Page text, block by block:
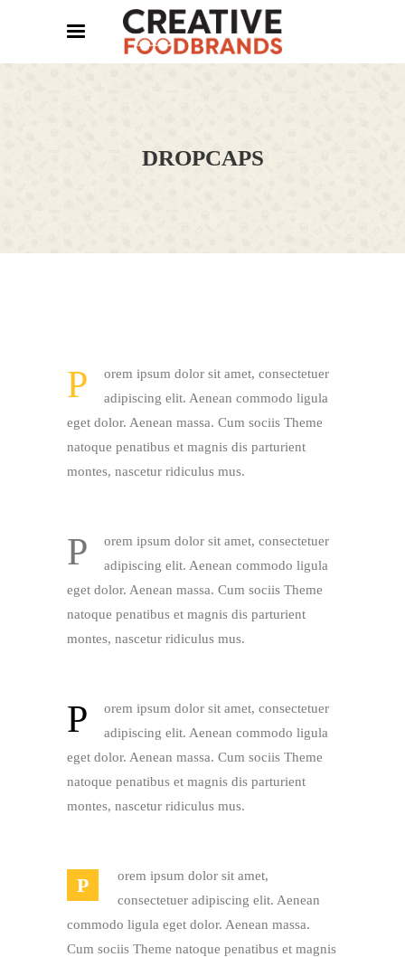
DROPCAPS
P
orem ipsum dolor sit amet, consectetuer
adipiscing elit. Aenean commodo ligula
eget dolor. Aenean massa. Cum sociis Theme
natoque penatibus et magnis dis parturient
montes, nascetur ridiculus mus.
P
orem ipsum dolor sit amet, consectetuer
adipiscing elit. Aenean commodo ligula
eget dolor. Aenean massa. Cum sociis Theme
natoque penatibus et magnis dis parturient
montes, nascetur ridiculus mus.
P
orem ipsum dolor sit amet, consectetuer
adipiscing elit. Aenean commodo ligula
eget dolor. Aenean massa. Cum sociis Theme
natoque penatibus et magnis dis parturient
montes, nascetur ridiculus mus.
P
orem ipsum dolor sit amet,
consectetuer adipiscing elit. Aenean
commodo ligula eget dolor. Aenean massa.
Cum sociis Theme natoque penatibus et magnis